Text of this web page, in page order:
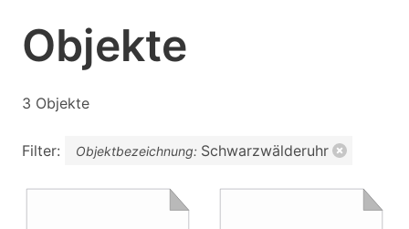
Objekte
3 Objekte
Filter: Objektbezeichnung: Schwarzwälderuhr